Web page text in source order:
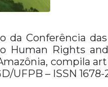
Conferência
Human Rights
compila
UFPB – ISSN 1678-